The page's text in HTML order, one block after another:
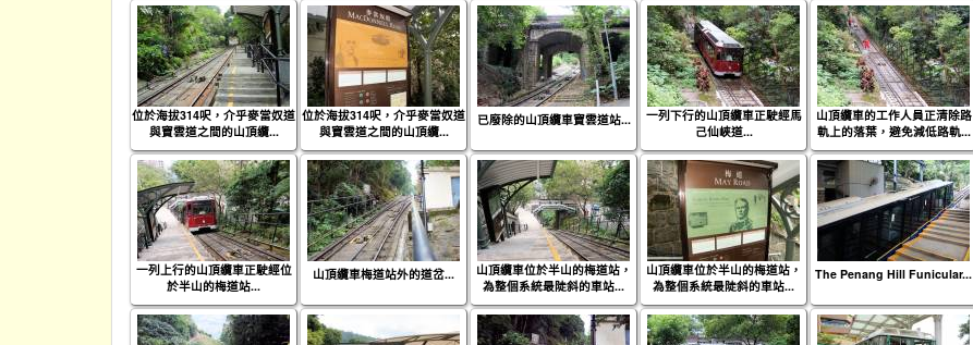
位於海拔314呎，介乎麥當奴道
與寶雲道之間的山頂纜...
位於海拔314呎，介乎麥當奴道
與寶雲道之間的山頂纜...
已廢除的山頂纜車寶雲道站...
一列下行的山頂纜車正駛經馬
己仙峽道...
山頂纜車的工作人員正清除路
軌上的落葉，避免減低路軌...
一列上行的山頂纜車正駛經位
於半山的梅道站...
山頂纜車梅道站外的道岔...
山頂纜車位於半山的梅道站，
為整個系統最陡斜的車站...
山頂纜車位於半山的梅道站，
為整個系統最陡斜的車站...
The Penang Hill Funicular...